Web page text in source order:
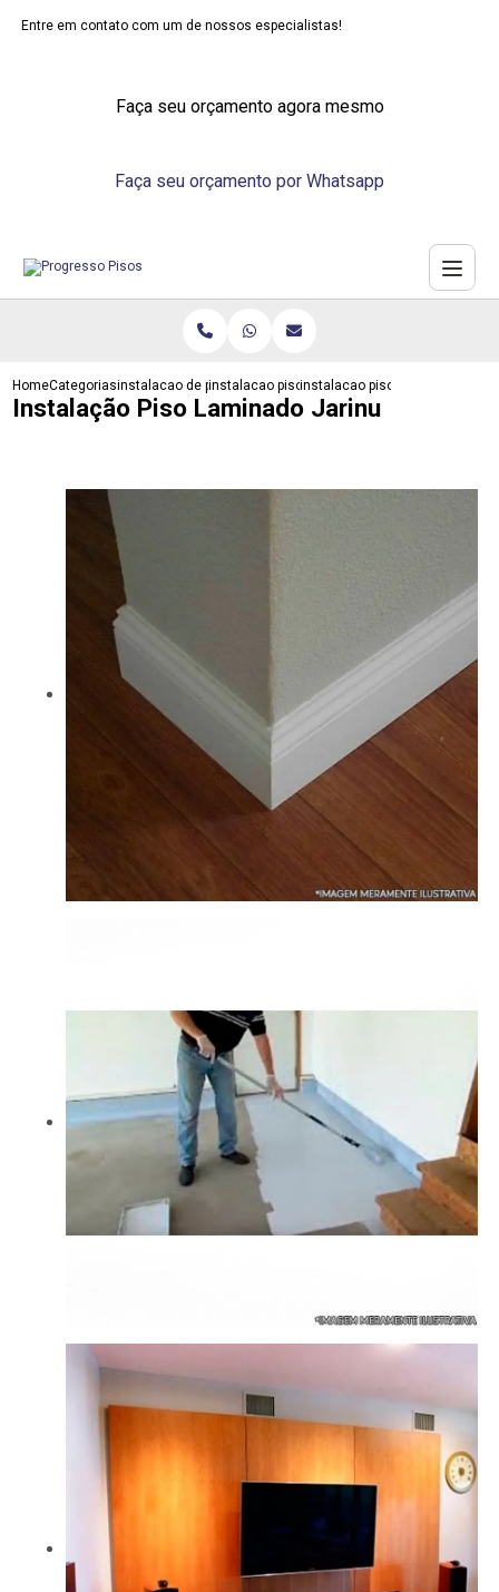
Entre em contato com um de nossos especialistas!
Faça seu orçamento agora mesmo
Faça seu orçamento por Whatsapp
HomeCategoriasinstalacao de pisosinstalacao piso laminadoinstalacao piso laminado jarinu
Instalação Piso Laminado Jarinu